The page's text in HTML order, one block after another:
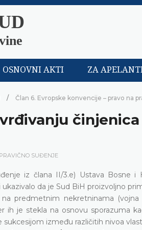
OSNOVNI AKTI ZA
Član 6. Evropske konvencije – pravo na
SUĐENJE
iz člana II/3.e) Ustava Bosne
da je Sud BiH proizvoljno
na predmetnim nekretninama
ih je stekla na osnovu sporazuma
između različitih nivoa